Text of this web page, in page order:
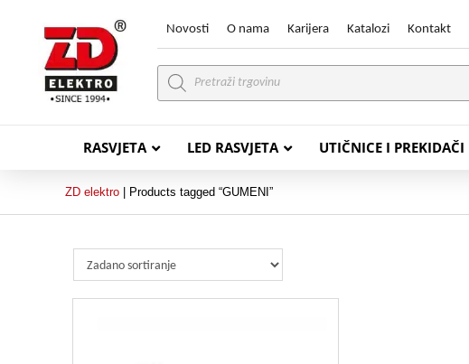
Novosti O nama Karijera Katalozi Kontakt
Products
search
RASVJETA LED RASVJETA UTIČNICE I PREKIDAČI
PVC VODIČI
ZD elektro Products tagged “GUMENI”